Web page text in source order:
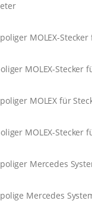
MOLEX-
MOLEX-Stecker
MOLEX für
MOLEX-Stecker
Mercedes
Mercedes